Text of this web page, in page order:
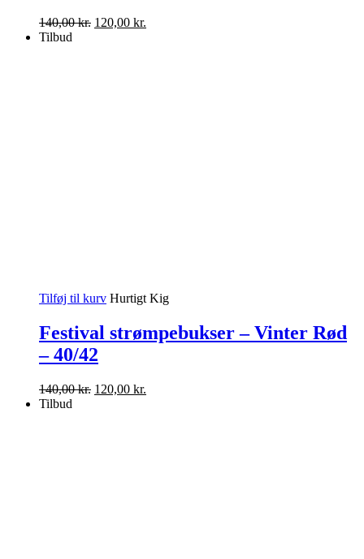
140,00kr. Den
120,00 kr.
Tilbud
Tilføj til kurv Hurtigt Kig
Festival strømpebukser – Vinter Rød
– 40/42
140,00kr. Den
120,00 kr.
Tilbud